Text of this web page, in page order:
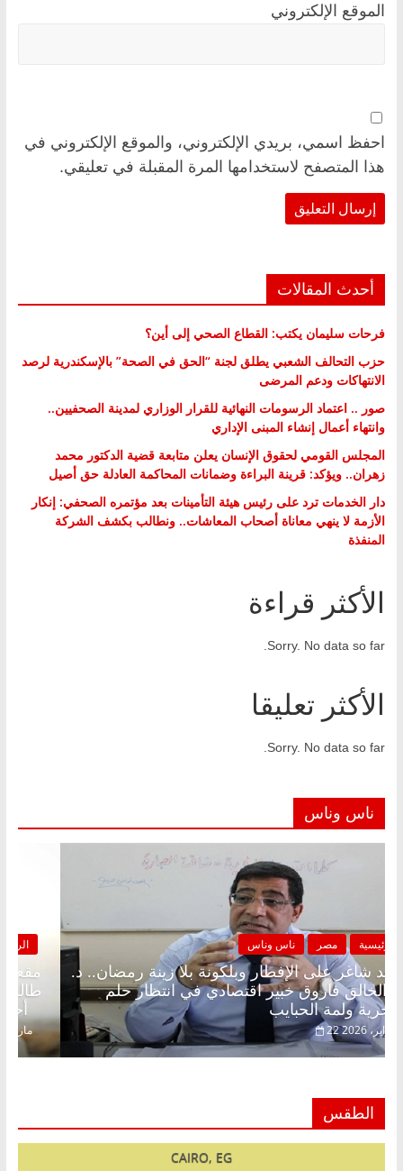
الموقع الإلكتروني
احفظ اسمي، بريدي الإلكتروني، والموقع الإلكتروني في
هذا المتصفح لاستخدامها المرة المقبلة في تعليقي.
أحدث المقالات
فرحات سليمان يكتب: القطاع الصحي إلى أين؟
حزب التحالف الشعبي يطلق لجنة “الحق في الصحة” بالإسكندرية لرصد
الانتهاكات ودعم المرضى
صور .. اعتماد الرسومات النهائية للقرار الوزاري لمدينة الصحفيين..
وانتهاء أعمال إنشاء المبنى الإداري
المجلس القومي لحقوق الإنسان يعلن متابعة قضية الدكتور محمد
زهران.. ويؤكد: قرينة البراءة وضمانات المحاكمة العادلة حق أصيل
دار الخدمات ترد على رئيس هيئة التأمينات بعد مؤتمره الصحفي: إنكار
الأزمة لا ينهي معاناة أصحاب المعاشات.. ونطالب بكشف الشركة
المنفذة
الأكثر قراءة
Sorry. No data so far.
الأكثر تعليقا
Sorry. No data so far.
ناس وناس
الرئيسية مصر ناس وناس
مقعد شاغر على الإفطار وبلكونة بلا زينة رمضان.. د.
عبدالخالق فاروق خبير اقتصادي في انتظار حلم
الحرية ولمة الحبايب
22 فبراير، 2026
الطقس
CAIRO, EG